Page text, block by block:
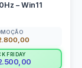
– Win11
FRIDAY